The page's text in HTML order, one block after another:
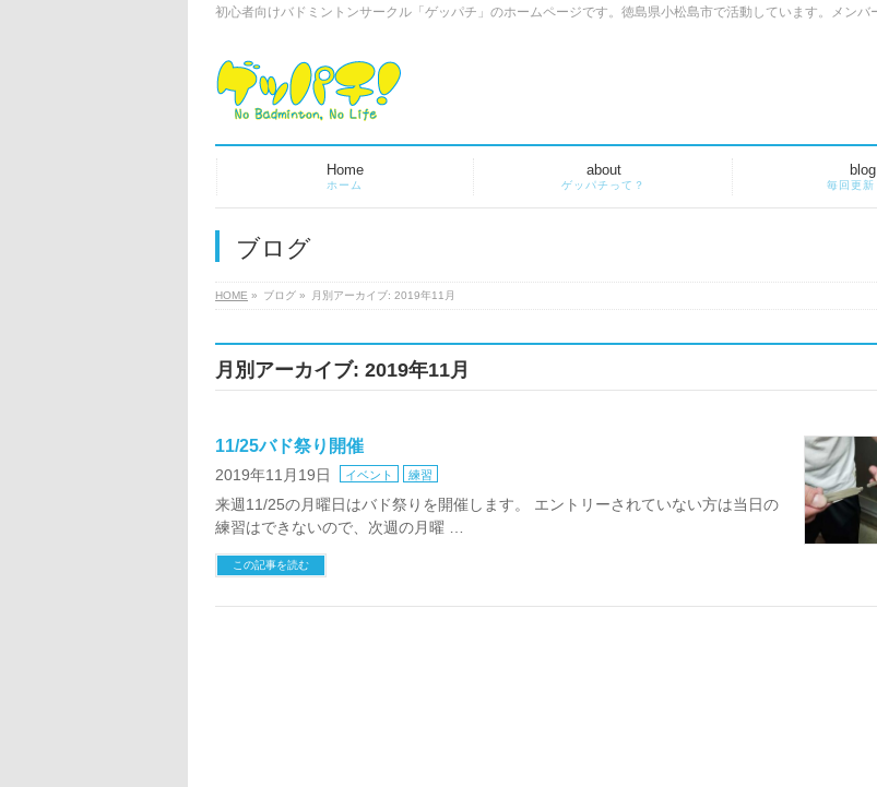
初心者向けバドミントンサークル「ゲッパチ」のホームページです。徳島県小松島市で活動しています。メンバ
Home
ホーム
about
ゲッパチって？
blog
毎回更新
ブログ
HOME » ブログ » 月別アーカイブ: 2019年11月
月別アーカイブ: 2019年11月
11/25バド祭り開催
2019年11月19日 イベント 練習
来週11/25の月曜日はバド祭りを開催します。 エントリーされていない方は当日の
練習はできないので、次週の月曜 …
この記事を読む